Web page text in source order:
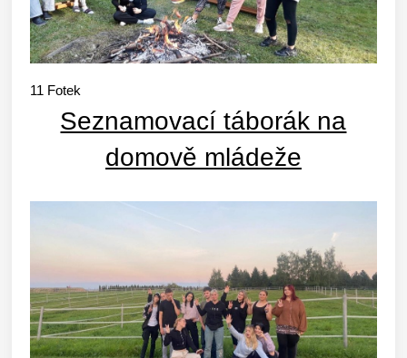
11 Fotek
Seznamovací táborák na
domově mládeže